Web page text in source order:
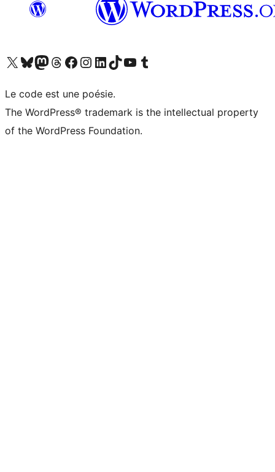
Visitez notre compte X (précédemment Twitter)
Visiter notre compte Bluesky
Visiter notre compte Mastodon
Visiter notre compte Threads
Consulter notre compte Facebook
Consulter notre compte Instagram
Consulter notre compte LinkedIn
Visiter notre compte TokTok
Visiter notre chaîne YouTube
Visiter notre compte Tumblr
Le code est une poésie.
The WordPress® trademark is the intellectual property
of the WordPress Foundation.